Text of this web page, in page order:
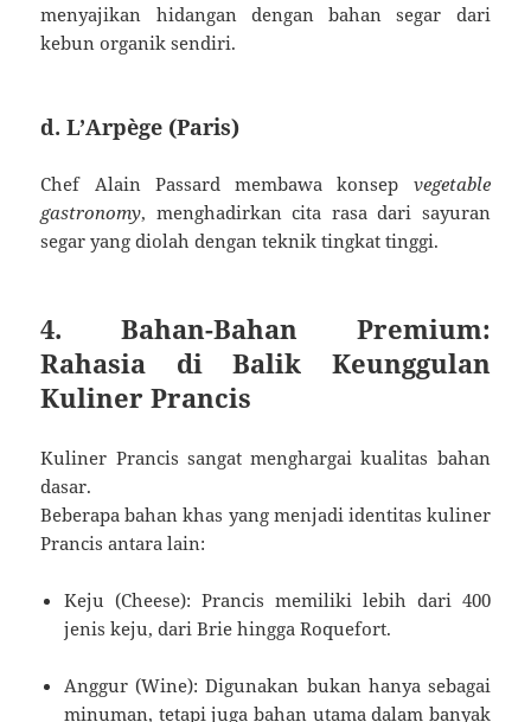
menyajikan hidangan dengan bahan segar dari
kebun organik sendiri.
d. L’Arpège (Paris)
Chef Alain Passard membawa konsep vegetable
gastronomy, menghadirkan cita rasa dari sayuran
segar yang diolah dengan teknik tingkat tinggi.
4. Bahan-Bahan Premium:
Rahasia di Balik Keunggulan
Kuliner Prancis
Kuliner Prancis sangat menghargai kualitas bahan
dasar.
Beberapa bahan khas yang menjadi identitas kuliner
Prancis antara lain:
Keju (Cheese): Prancis memiliki lebih dari 400
jenis keju, dari Brie hingga Roquefort.
Anggur (Wine): Digunakan bukan hanya sebagai
minuman, tetapi juga bahan utama dalam banyak